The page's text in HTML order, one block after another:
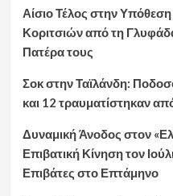
Αίσιο Τέλος στην
Κοριτσιών από τη
Πατέρα τους
Σοκ στην Ταϊλάνδη:
και 12 τραυματίστηκαν
Δυναμική Άνοδος στον
Επιβατική Κίνηση τον
Επιβάτες στο Επτάμηνο